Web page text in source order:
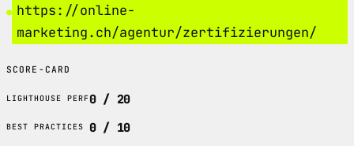
https://online-
marketing.ch/agentur/zertifizierungen/
SCORE-CARD
LIGHTHOUSE PERF0 / 20
BEST PRACTICES 0 / 10